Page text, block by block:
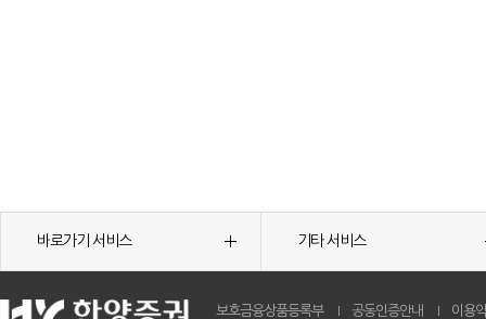
바로가기 서비스 기타 서비스
보호금융상품등록부 공동인증안내 이용